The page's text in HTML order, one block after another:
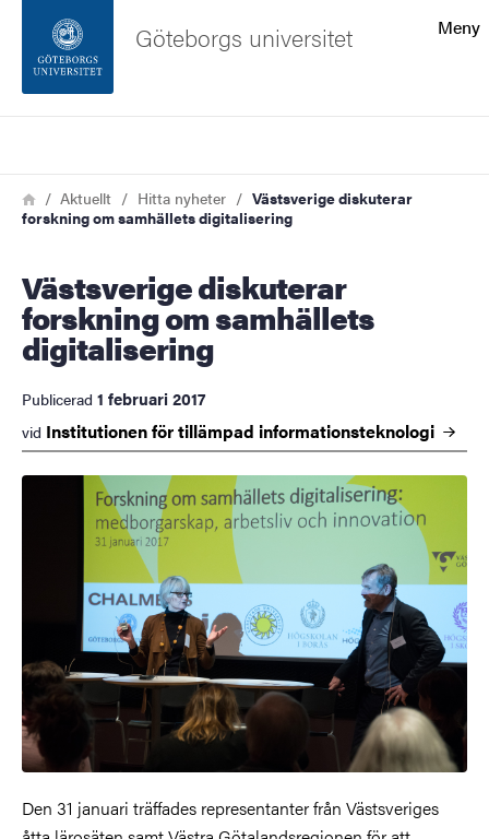
Sidfoten
Om webbplatsen
Meny
Göteborgs universitet
Länkstig
HemAktuellt Hitta nyheter
Västsverige diskuterar
forskning om samhällets digitalisering
Västsverige diskuterar
forskning om samhällets
digitalisering
Publicerad 1 februari 2017
vid Institutionen för tillämpad informationsteknologi
Den 31 januari träffades representanter från Västsveriges